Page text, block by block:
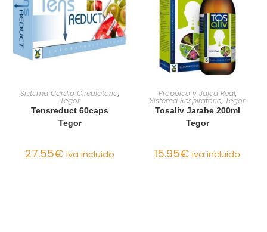
AÑADIR AL CARRITO
Sistema Cardio Circulatorio,
Tegor
Tensreduct 60caps
Tegor
27.55€ iva incluido
AÑADIR AL CARRITO
Propóleo y Jalea Real,
Sistema Respiratorio, Tegor
Tosaliv Jarabe 200ml
Tegor
15.95€ iva incluido